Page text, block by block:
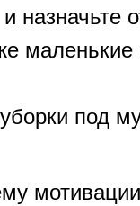
назначьте
маленькие
под